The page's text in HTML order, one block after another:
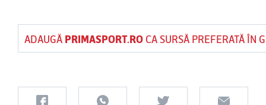
ADAUGĂ PRIMASPORT.ROCA SURSĂ PREFERATĂ ÎN